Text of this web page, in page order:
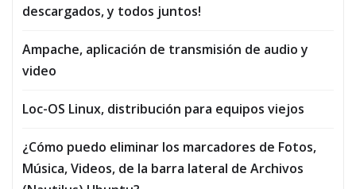
descargados, y todos juntos!
Ampache, aplicación de transmisión de audio y
video
Loc-OS Linux, distribución para equipos viejos
¿Cómo puedo eliminar los marcadores de Fotos,
Música, Vi­deos, de la barra lateral de Archivos